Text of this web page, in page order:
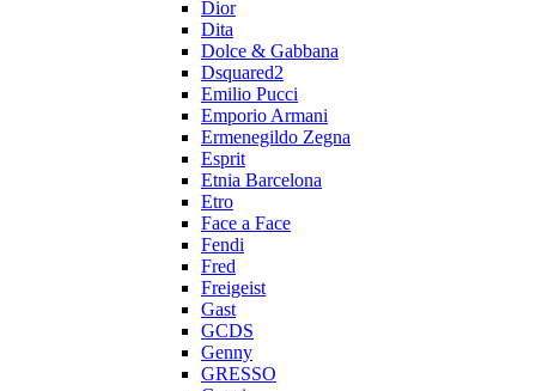
Dior
Dita
Dolce & Gabbana
Dsquared2
Emilio Pucci
Emporio Armani
Ermenegildo Zegna
Esprit
Etnia Barcelona
Etro
Face a Face
Fendi
Fred
Freigeist
Gast
GCDS
Genny
GRESSO